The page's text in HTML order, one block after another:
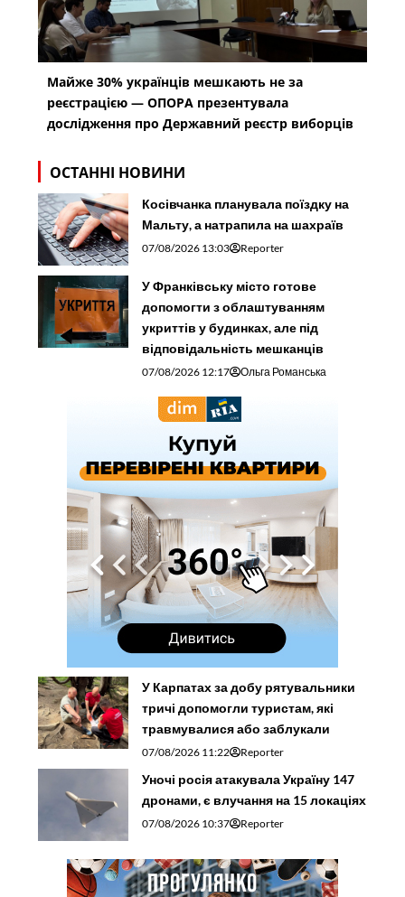
Майже 30% українців мешкають не за
реєстрацією — ОПОРА презентувала
дослідження про Державний реєстр виборців
ОСТАННІ НОВИНИ
Косівчанка планувала поїздку на
Мальту, а натрапила на шахраїв
07/08/2026 13:03 Reporter
У Франківську місто готове
допомогти з облаштуванням
укриттів у будинках, але під
відповідальність мешканців
07/08/2026 12:17 Ольга Романська
У Карпатах за добу рятувальники
тричі допомогли туристам, які
травмувалися або заблукали
07/08/2026 11:22 Reporter
Уночі росія атакувала Україну 147
дронами, є влучання на 15 локаціях
07/08/2026 10:37 Reporter